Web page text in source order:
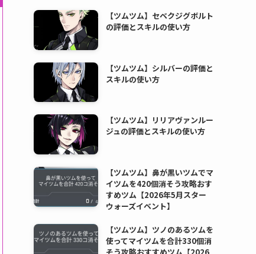
【ツムツム】セベクジグボルト
の評価とスキルの使い方
【ツムツム】シルバーの評価と
スキルの使い方
【ツムツム】リリアヴァンルー
ジュの評価とスキルの使い方
【ツムツム】鼻が黒いツムでマ
イツムを420個消そう攻略おす
すめツム【2026年5月スター
ウォーズイベント】
【ツムツム】ツノのあるツムを
使ってマイツムを合計330個消